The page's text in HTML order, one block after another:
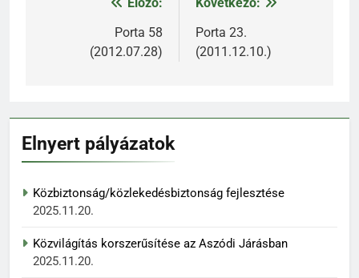
Bejegyzés
navigációPorta 58
(2012.07.28)
Porta 23.
(2011.12.10.)
Elnyert pályázatok
Közbiztonság/közlekedésbiztonság fejlesztése
2025.11.20.
Közvilágítás korszerűsítése az Aszódi Járásban
2025.11.20.